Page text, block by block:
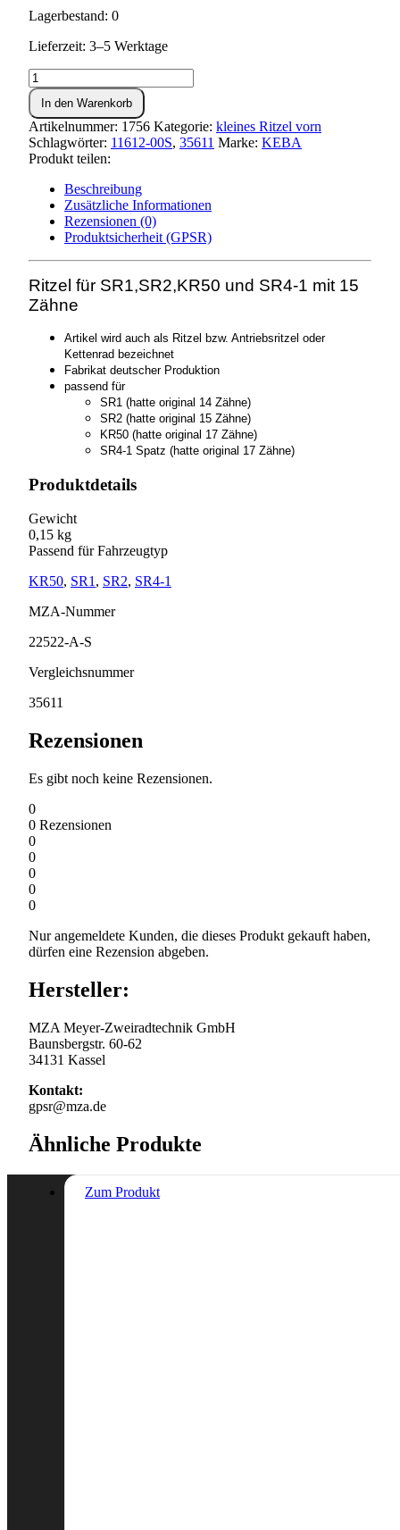
Lagerbestand: 0
Lieferzeit: 3–5 Werktage
Ritzel
15
Zähne
-
SR1,SR2,KR50,SR4-
1
In den Warenkorb
Artikelnummer: 1756 Kategorie: kleines Ritzel vorn
Schlagwörter: 11612-00S, 35611 Marke: KEBA
Produkt teilen:
Beschreibung
Zusätzliche Informationen
Rezensionen (0)
Produktsicherheit (GPSR)
Ritzel für SR1,SR2,KR50 und SR4-1 mit 15
Zähne
Artikel wird auch als Ritzel bzw. Antriebsritzel oder
Kettenrad bezeichnet
Fabrikat deutscher Produktion
passend für
SR1 (hatte original 14 Zähne)
SR2 (hatte original 15 Zähne)
KR50 (hatte original 17 Zähne)
SR4-1 Spatz (hatte original 17 Zähne)
Produktdetails
Gewicht
0,15 kg
Passend für Fahrzeugtyp
KR50, SR1 , SR2, SR4-1
MZA-Nummer
22522-A-S
Vergleichsnummer
35611
Rezensionen
Es gibt noch keine Rezensionen.
0
0 Rezensionen
0
0
0
0
0
Nur angemeldete Kunden, die dieses Produkt gekauft haben,
dürfen eine Rezension abgeben.
Hersteller:
MZA Meyer-Zweiradtechnik GmbH
Baunsbergstr. 60-62
34131 Kassel
Kontakt:
gpsr@mza.de
Ähnliche Produkte
Zum Produkt